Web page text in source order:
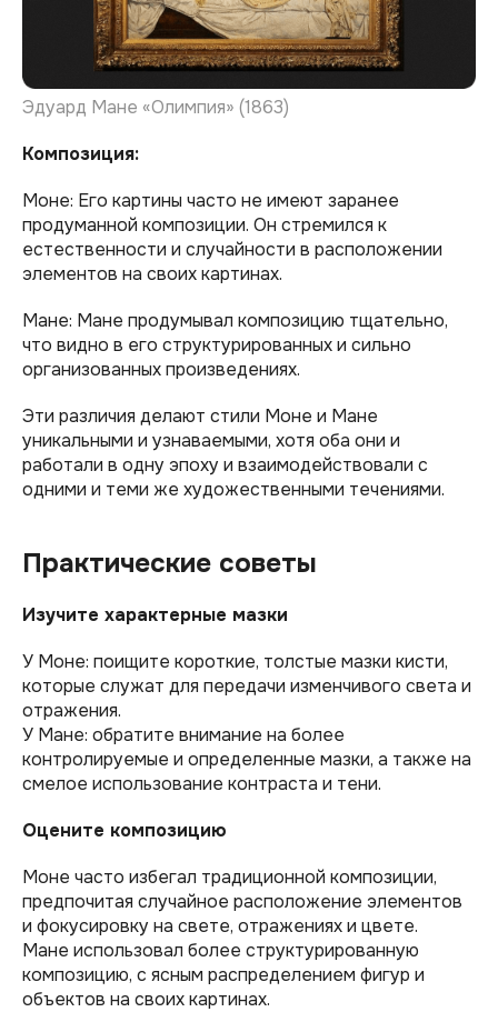
Эдуард Мане «Олимпия» (1863)
Композиция:
Моне: Его картины часто не имеют заранее
продуманной композиции. Он стремился к
естественности и случайности в расположении
элементов на своих картинах.
Мане: Мане продумывал композицию тщательно,
что видно в его структурированных и сильно
организованных произведениях.
Эти различия делают стили Моне и Мане
уникальными и узнаваемыми, хотя оба они и
работали в одну эпоху и взаимодействовали с
одними и теми же художественными течениями.
Практические советы
Изучите характерные мазки
У Моне: поищите короткие, толстые мазки кисти,
которые служат для передачи изменчивого света и
отражения.
У Мане: обратите внимание на более
контролируемые и определенные мазки, а также на
смелое использование контраста и тени.
Оцените композицию
Моне часто избегал традиционной композиции,
предпочитая случайное расположение элементов
и фокусировку на свете, отражениях и цвете.
Мане использовал более структурированную
композицию, с ясным распределением фигур и
объектов на своих картинах.